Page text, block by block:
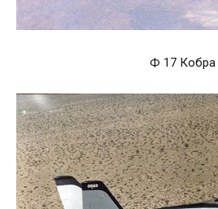
Ф 17 Кобра